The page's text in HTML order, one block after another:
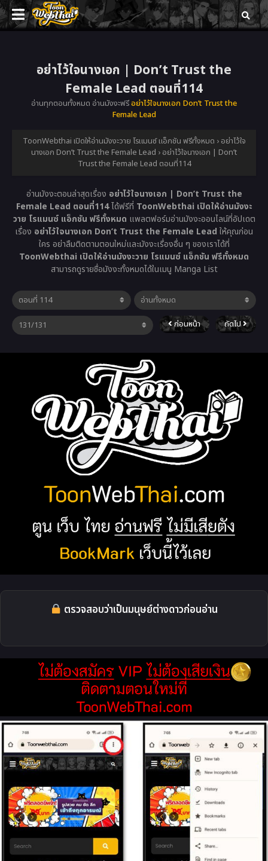
อย่าไว้ใจนางเอก | Don’t Trust the
Female Lead ตอนที่114
อ่านทุกตอนทั้งหมด อ่านมังงะฟรีอย่าไว้ใจนางเอก Don’t Trust the
Female Lead
ToonWebthai เปิดให้อ่านมังงะวาย โรแมนซ์ แอ็กชัน ฟรีทั้งหมด › อย่าไว้ใจ
นางเอก Don’t Trust the Female Lead › อย่าไว้ใจนางเอก | Don’t
Trust the Female Lead ตอนที่114
อ่านมังงะตอนล่าสุดเรื่อง อย่าไว้ใจนางเอก | Don’t Trust the
Female Lead ตอนที่114ได้ฟรีที่ ToonWebthai เปิดให้อ่านมังงะ
วาย โรแมนซ์ แอ็กชัน ฟรีทั้งหมด แพลตฟอร์มอ่านมังงะออนไลน์ที่อัปเดต
เรื่อง อย่าไว้ใจนางเอก Don’t Trust the Female Lead ให้คุณก่อน
ใคร อย่าลืมติดตามตอนใหม่และมังงะเรื่องอื่น ๆ ของเราได้ที่
ToonWebthai เปิดให้อ่านมังงะวาย โรแมนซ์ แอ็กชัน ฟรีทั้งหมด
สามารถดูรายชื่อมังงะทั้งหมดได้ในเมนู Manga List
ก่อนหน้า ถัดไป
ตรวจสอบว่าเป็นมนุษย์ต่างดาวก่อนอ่าน